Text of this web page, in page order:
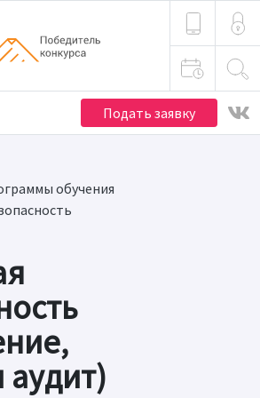
Подать заявку
обучения
аудит)